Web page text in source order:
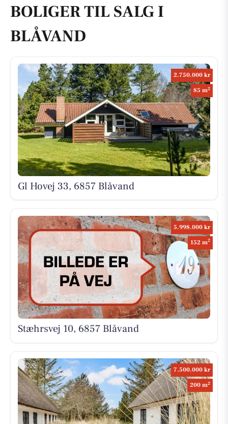
BOLIGER TIL SALG I
BLÅVAND
2.750.000 kr
85 m2
Gl Hovej 33, 6857 Blåvand
5.998.000 kr
152 m2
Stæhrsvej 10, 6857 Blåvand
7.500.000 kr
200 m2